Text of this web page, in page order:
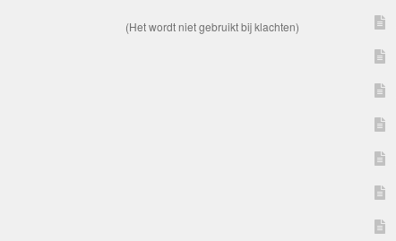
(Het wordt niet gebruikt bij klachten)